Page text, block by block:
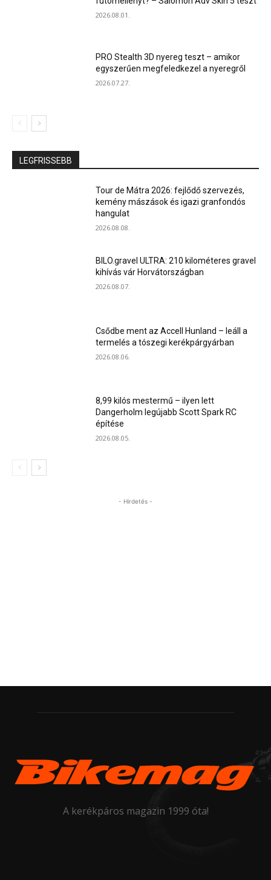
2026.08.01.
PRO Stealth 3D nyereg teszt – amikor
egyszerűen megfeledkezel a nyeregről
2026.07.27.
LEGFRISSEBB
Tour de Mátra 2026: fejlődő szervezés,
kemény mászások és igazi granfondós
hangulat
2026.08.08.
BILO.gravel ULTRA: 210 kilométeres gravel
kihívás vár Horvátországban
2026.08.07.
Csődbe ment az Accell Hunland – leáll a
termelés a tószegi kerékpárgyárban
2026.08.06.
8,99 kilós mestermű – ilyen lett
Dangerholm legújabb Scott Spark RC
építése
2026.08.05.
- Hirdetés -
A kerékpáros magazin 1999 óta!